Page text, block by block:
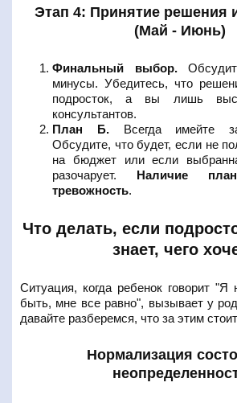
Этап 4: Принятие решения
(Май - Июнь)
Финальный выбор.
минусы. Убедитесь, что
подросток, а вы лишь
консультантов.
План Б.Всегда имейте
Обсудите, что будет, если не
на бюджет или если
разочарует. Наличие
тревожность.
Что делать, если
знает, чего
Ситуация, когда ребенок говорит
быть, мне все равно", вызывает у
давайте разберемся, что за этим
Нормализация